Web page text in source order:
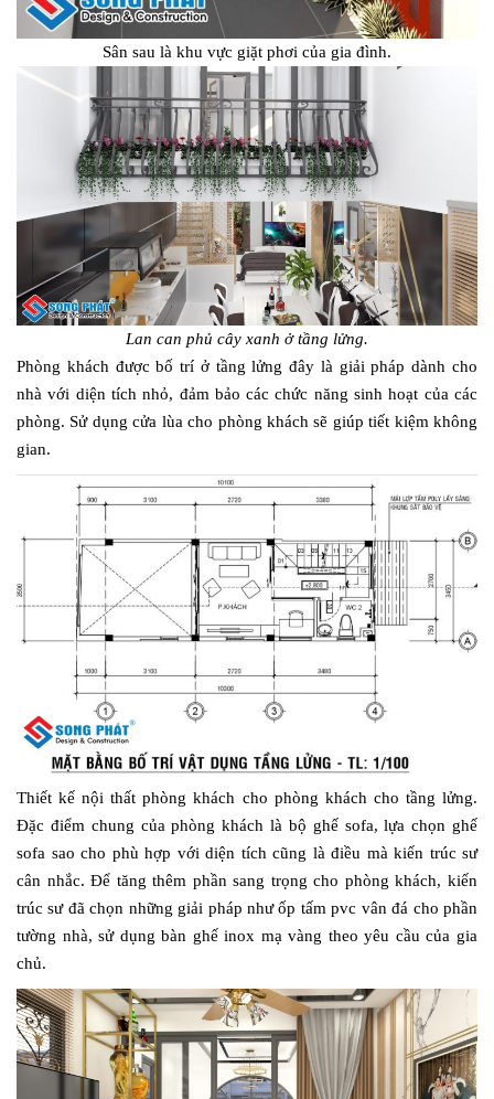
Sân sau là khu vực giặt phơi của gia đình.
Lan can phủ cây xanh ở tầng lửng.
Phòng khách được bố trí ở tầng lửng đây là giải pháp dành cho
nhà với diện tích nhỏ, đảm bảo các chức năng sinh hoạt của các
phòng. Sử dụng cửa lùa cho phòng khách sẽ giúp tiết kiệm không
gian.
Thiết kế nội thất phòng khách cho phòng khách cho tầng lửng.
Đặc điểm chung của phòng khách là bộ ghế sofa, lựa chọn ghế
sofa sao cho phù hợp với diện tích cũng là điều mà kiến trúc sư
cân nhắc. Để tăng thêm phần sang trọng cho phòng khách, kiến
trúc sư đã chọn những giải pháp như ốp tấm pvc vân đá cho phần
tường nhà, sử dụng bàn ghế inox mạ vàng theo yêu cầu của gia
chủ.